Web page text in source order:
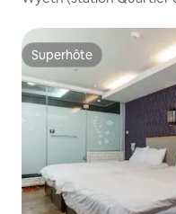
Superhôte
Superhôte